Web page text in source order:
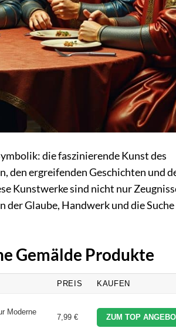
die faszinierende Kunst des
den ergreifenden Geschichten und
Kunstwerke sind nicht nur
der Glaube, Handwerk und die Suche
Gemälde Produkte
PREIS KAUFEN
Moderne
7,99 € ZUM TOP